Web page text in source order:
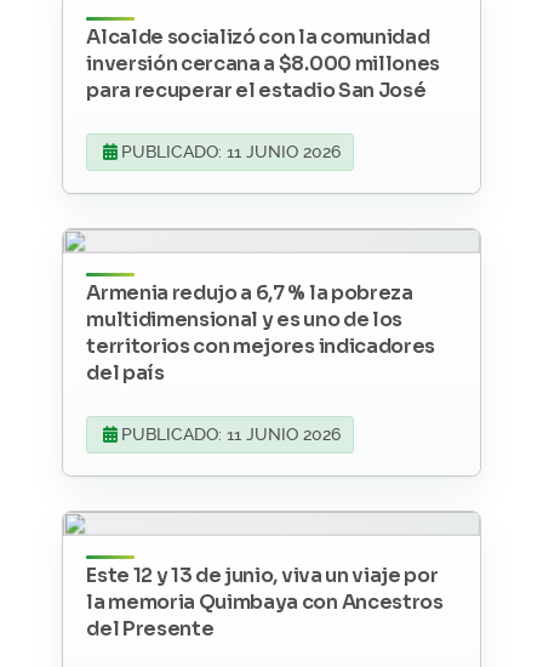
Alcalde socializó con la comunidad
inversión cercana a $8.000 millones
para recuperar el estadio San José
PUBLICADO: 11 JUNIO 2026
Armenia redujo a 6,7 % la pobreza
multidimensional y es uno de los
territorios con mejores indicadores
del país
PUBLICADO: 11 JUNIO 2026
Este 12 y 13 de junio, viva un viaje por
la memoria Quimbaya con Ancestros
del Presente